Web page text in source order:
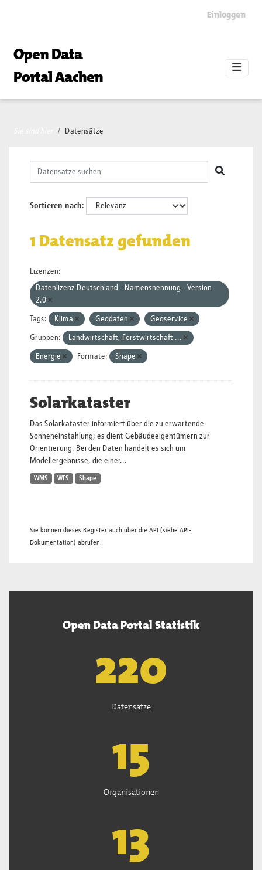
Einloggen
Open Data
Portal Aachen
Datensätze
Sortieren nach
1 Datensatz gefunden
Lizenzen:
Datenlizenz Deutschland - Namensnennung - Version
2.0
Tags: Klima Geodaten Geoservice
Gruppen: Landwirtschaft, Forstwirtschaft ...
Energie Formate: Shape
Solarkataster
Das Solarkataster informiert über die zu erwartende
Sonneneinstahlung; es dient Gebäudeeigentümern zur
Orientierung. Bei den Daten handelt es sich um
Modellergebnisse, die einer...
WMS WFS Shape
Sie können dieses Register auch über die API (siehe API-
Dokumentation) abrufen.
Open Data Portal Statistik
222
Datensätze
15
Organisationen
13